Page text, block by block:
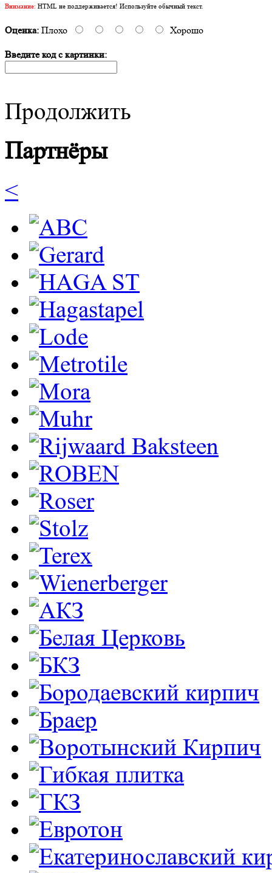
Внимание: HTML не поддерживается! Используйте обычный текст.
Оценка: Плохо Хорошо
Введите код с картинки:
Продолжить
Партнёры
<